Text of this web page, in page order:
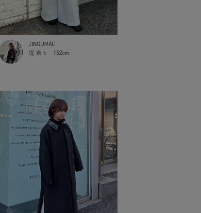
JINGUMAE
堤 奈々
152cm